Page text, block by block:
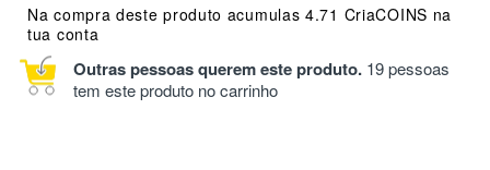
Na compra deste produto acumulas 4.71 CriaCOINS na
tua conta
Outras pessoas querem este produto. 19 pessoas
tem este produto no carrinho